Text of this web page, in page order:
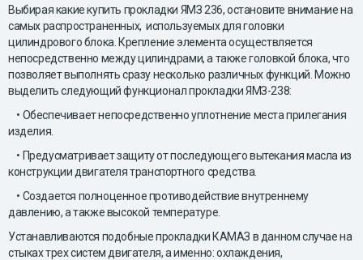
Выбирая какие купить прокладки ЯМЗ 236, остановите внимание на
самых распространенных, используемых для головки
цилиндрового блока. Крепление элемента осуществляется
непосредственно между цилиндрами, а также головкой блока, что
позволяет выполнять сразу несколько различных функций. Можно
выделить следующий функционал прокладки ЯМЗ-238:
• Обеспечивает непосредственно уплотнение места прилегания
изделия.
• Предусматривает защиту от последующего вытекания масла из
конструкции двигателя транспортного средства.
• Создается полноценное противодействие внутреннему
давлению, а также высокой температуре.
Устанавливаются подобные прокладки КАМАЗ в данном случае на
стыках трех систем двигателя, а именно: охлаждения,